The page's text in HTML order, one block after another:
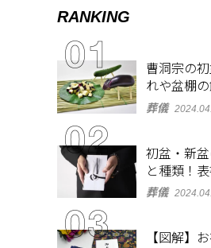
RANKING
曹洞宗の
れや盆棚
を解説
葬儀
初盆・新
と種類！
方、お札の
葬儀
【図解】